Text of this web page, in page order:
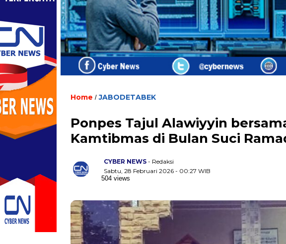
Home /JABODETABEK
Ponpes Tajul Alawiyyin
Kamtibmas di Bulan Suci
CYBER NEWS - Redaksi
Sabtu, 28 Februari 2026 - 00:27 WIB
504 views